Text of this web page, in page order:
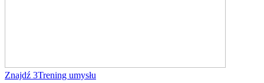
Znajdź 3Trening umysłu